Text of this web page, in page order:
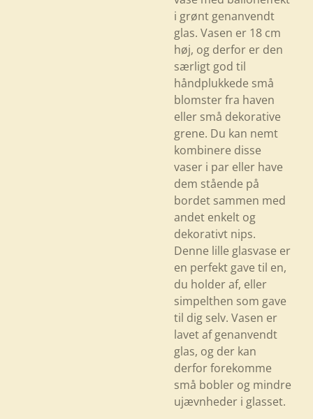
i grønt genanvendt
glas. Vasen er 18 cm
høj, og derfor er den
særligt god til
håndplukkede små
blomster fra haven
eller små dekorative
grene. Du kan nemt
kombinere disse
vaser i par eller have
dem stående på
bordet sammen med
andet enkelt og
dekorativt nips.
Denne lille glasvase er
en perfekt gave til en,
du holder af, eller
simpelthen som gave
til dig selv. Vasen er
lavet af genanvendt
glas, og der kan
derfor forekomme
små bobler og mindre
ujævnheder i glasset.